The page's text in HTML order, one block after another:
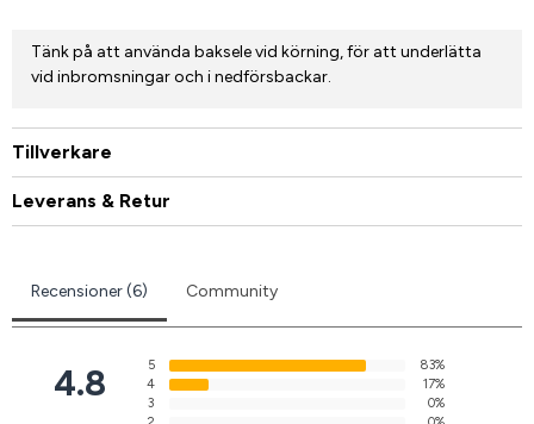
Tänk på att använda baksele vid körning, för att underlätta
vid inbromsningar och i nedförsbackar.
Tillverkare
Leverans & Retur
Recensioner (6) Community
4.8 5
83%
4
17%
3
0%